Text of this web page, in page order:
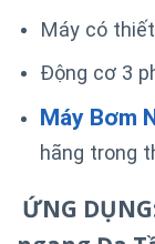
Máy có
Động cơ 3
Máy Bơm
hãng trong
ỨNG